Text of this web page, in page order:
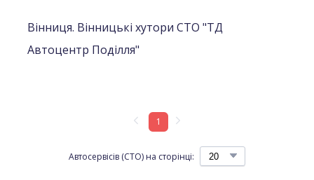
Вінниця. Вінницькі хутори СТО "ТД
Автоцентр Поділля"
Автосервісів (СТО) на сторінці:
1